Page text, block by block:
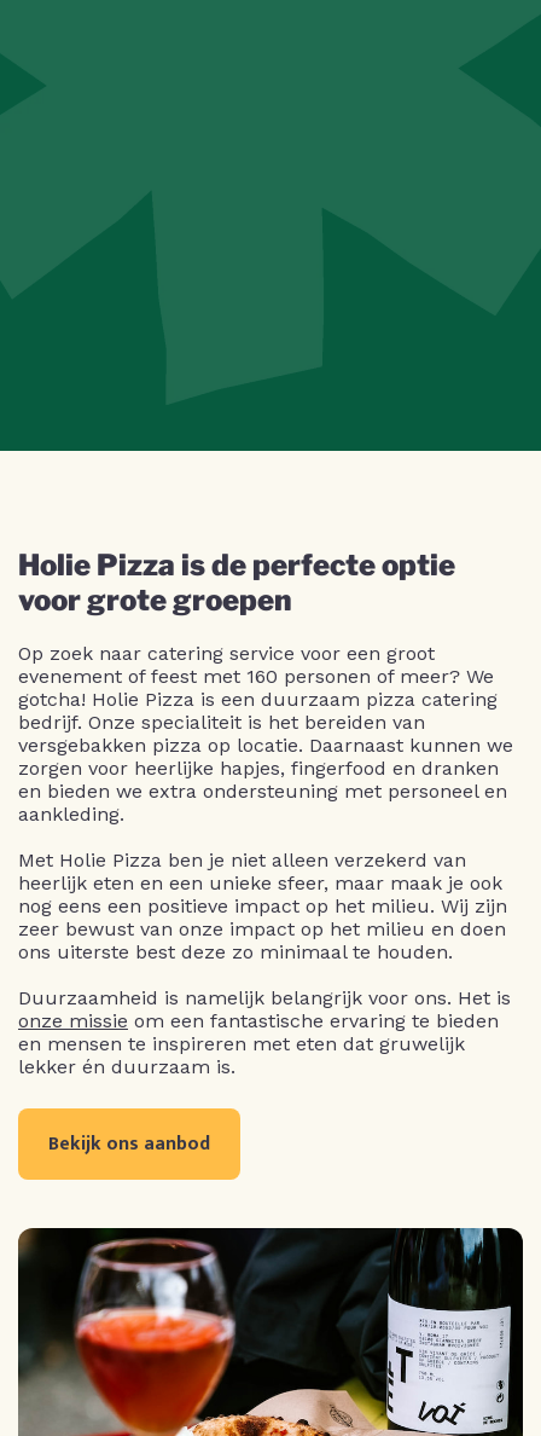
Holie Pizza is de perfecte optie
voor grote groepen
Op zoek naar catering service voor een groot
evenement of feest met 160 personen of meer? We
gotcha! Holie Pizza is een duurzaam pizza catering
bedrijf. Onze specialiteit is het bereiden van
versgebakken pizza op locatie. Daarnaast kunnen we
zorgen voor heerlijke hapjes, fingerfood en dranken
en bieden we extra ondersteuning met personeel en
aankleding.
Met Holie Pizza ben je niet alleen verzekerd van
heerlijk eten en een unieke sfeer, maar maak je ook
nog eens een positieve impact op het milieu. Wij zijn
zeer bewust van onze impact op het milieu en doen
ons uiterste best deze zo minimaal te houden.
Duurzaamheid is namelijk belangrijk voor ons. Het is
onze missie om een fantastische ervaring te bieden
en mensen te inspireren met eten dat gruwelijk
lekker én duurzaam is.
Bekijk ons aanbod